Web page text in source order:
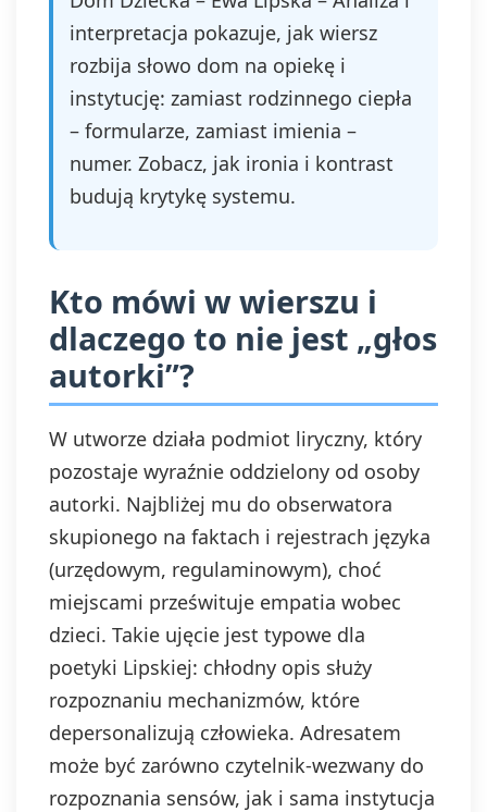
interpretacja pokazuje, jak wiersz
rozbija słowo dom na opiekę i
instytucję: zamiast rodzinnego ciepła
– formularze, zamiast imienia –
numer. Zobacz, jak ironia i kontrast
budują krytykę systemu.
Kto mówi w wierszu i
dlaczego to nie jest „głos
autorki”?
W utworze działa podmiot liryczny, który
pozostaje wyraźnie oddzielony od osoby
autorki. Najbliżej mu do obserwatora
skupionego na faktach i rejestrach języka
(urzędowym, regulaminowym), choć
miejscami prześwituje empatia wobec
dzieci. Takie ujęcie jest typowe dla
poetyki Lipskiej: chłodny opis służy
rozpoznaniu mechanizmów, które
depersonalizują człowieka. Adresatem
może być zarówno czytelnik-wezwany do
rozpoznania sensów, jak i sama instytucja